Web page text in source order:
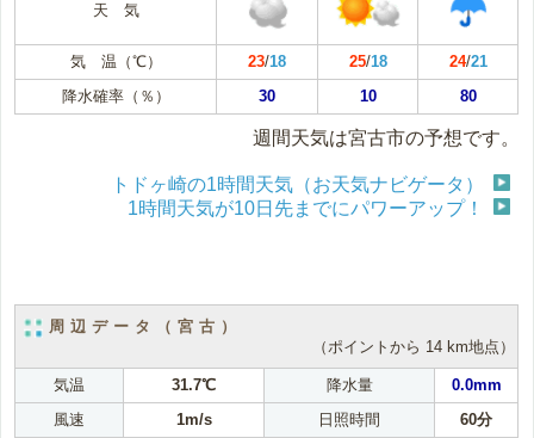
天 気
気 温（℃） 23/18 25/18 24/21
降水確率（％）
30 10 80
週間天気は宮古市の予想です。
トドヶ崎の1時間天気（お天気ナビゲータ）
1時間天気が10日先までにパワーアップ！
周辺データ（宮古）
（ポイントから 14 km地点）
気温 31.7℃ 降水量
0.0mm
風速
1m/s 日照時間 60分